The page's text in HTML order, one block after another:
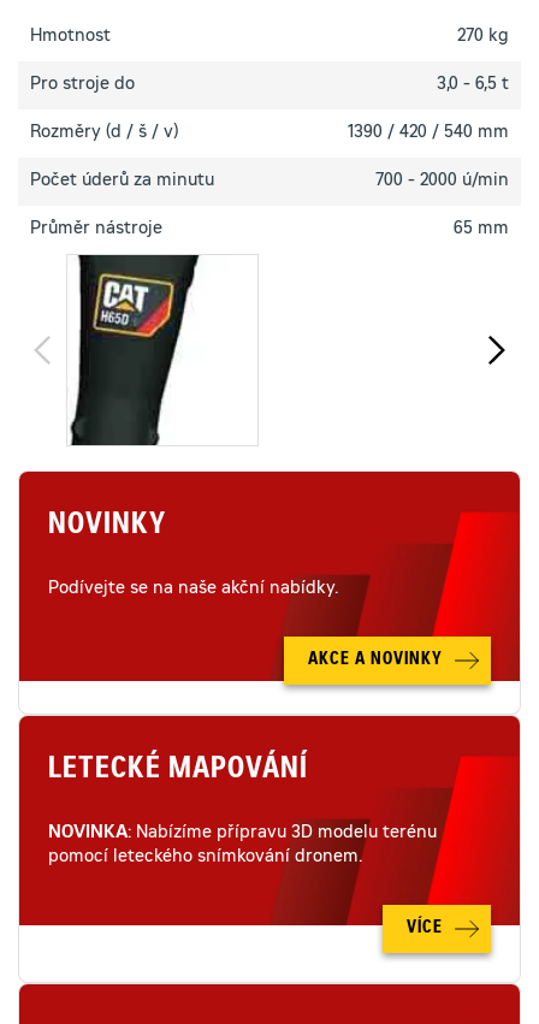
Hmotnost 270 kg
Pro stroje do 3,0 - 6,5 t
Rozměry (d / š / v) 1390 / 420 / 540 mm
Počet úderů za minutu 700 - 2000 ú/min
Průměr nástroje 65 mm
NOVINKY
Podívejte se na naše akční nabídky.
AKCE A NOVINKY
LETECKÉ MAPOVÁNÍ
NOVINKA: Nabízíme přípravu 3D modelu terénu
pomocí leteckého snímkování dronem.
VÍCE